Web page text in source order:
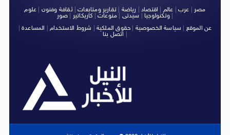
مصر عرب عالم اقتصاد رياضة |تقارير ومتابعات|ثقافة وفنون
علوم
وتكنولوجيا| سيدتى منوعات كاريكاتير صور
|
عن الموقع
سياسة الخصوصية حقوق الملكية شروط الاستخدام| المساعدة|
اتصل بنا